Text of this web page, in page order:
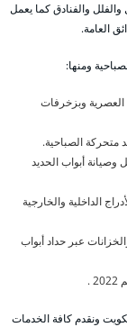
والفنادق كما يعمل
العامة.
ومنها:
العصرية وبزخرفات
متحركة الصباحية.
أبواب الحديد
الداخلية والخارجية
عبر حداد أبواب
.
ونقدم كافة الخدمات